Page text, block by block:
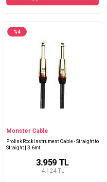
%4
Monster Cable
Prolink Rock Instrument Cable - Straight to
Straight | 3.6mt
4.124 TL
3.959 TL